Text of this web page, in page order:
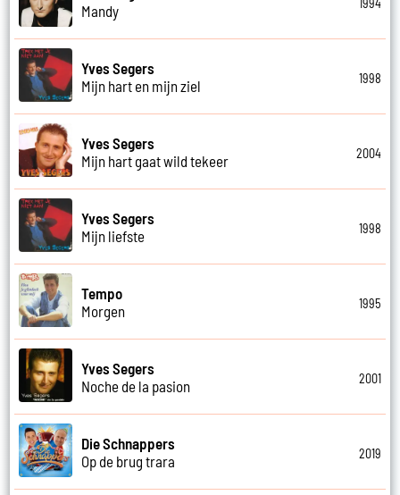
Mandy
Yves Segers
Mijn hart en mijn ziel
1998
Yves Segers
Mijn hart gaat wild tekeer
2004
Yves Segers
Mijn liefste
1998
Tempo
Morgen
1995
Yves Segers
Noche de la pasion
2001
Die Schnappers
Op de brug trara
2019